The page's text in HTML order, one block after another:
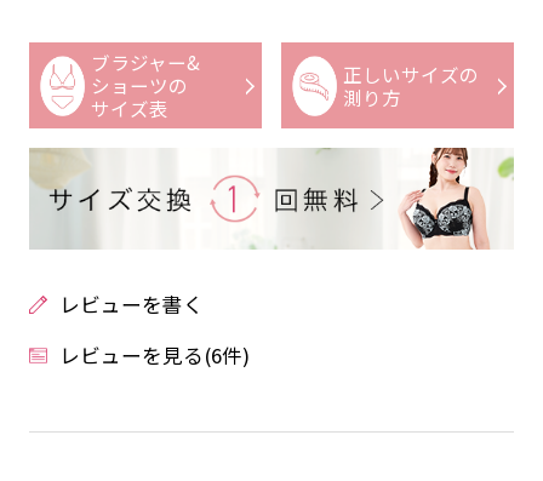
ブラジャー&
ショーツの
サイズ表
正しいサイズの
測り方
レビューを書く
レビューを見る(6件)